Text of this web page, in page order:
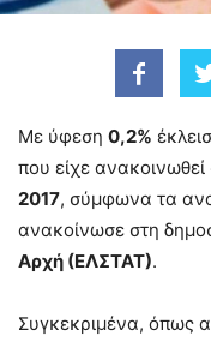
Με ύφεση 0,2%
που είχε
2017, σύμφωνα τα
ανακοίνωσε στη
Αρχή (ΕΛΣΤΑΤ).
Συγκεκριμένα, όπως